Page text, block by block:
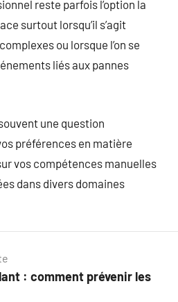
reste parfois l’option la
surtout lorsqu’il s’agit
ou lorsque l’on se
liés aux pannes
une question
préférences en matière
vos compétences manuelles
dans divers domaines
: comment prévenir les